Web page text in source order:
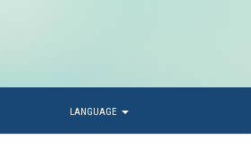
LANGUAGE